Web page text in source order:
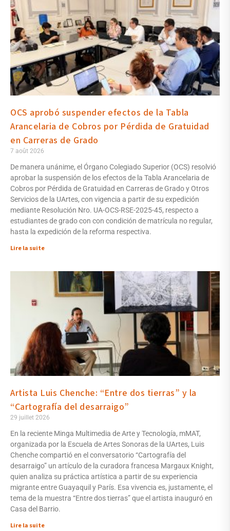
OCS aprobó suspender efectos de la Tabla
Arancelaria de Cobros por Pérdida de Gratuidad
en Carreras de Grado
7 août 2026
De manera unánime, el Órgano Colegiado Superior (OCS) resolvió
aprobar la suspensión de los efectos de la Tabla Arancelaria de
Cobros por Pérdida de Gratuidad en Carreras de Grado y Otros
Servicios de la UArtes, con vigencia a partir de su expedición
mediante Resolución Nro. UA-OCS-RSE-2025-45, respecto a
estudiantes de grado con con condición de matrícula no regular,
hasta la expedición de la reforma respectiva.
Lire la suite
Artista Luis Chenche: “Entre dos tierras” y la
“Cartografía del desarraigo”
29 juillet 2026
En la reciente Minga Multimedia de Arte y Tecnología, mMAT,
organizada por la Escuela de Artes Sonoras de la UArtes, Luis
Chenche compartió en el conversatorio “Cartografía del
desarraigo” un artículo de la curadora francesa Margaux Knight,
quien analiza su práctica artística a partir de su experiencia
migrante entre Guayaquil y París. Esa vivencia es, justamente, el
tema de la muestra “Entre dos tierras” que el artista inauguró en
Casa del Barrio.
Lire la suite